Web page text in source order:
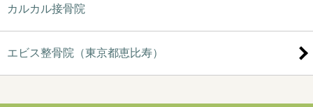
カルカル接骨院
エビス整骨院（東京都恵比寿）